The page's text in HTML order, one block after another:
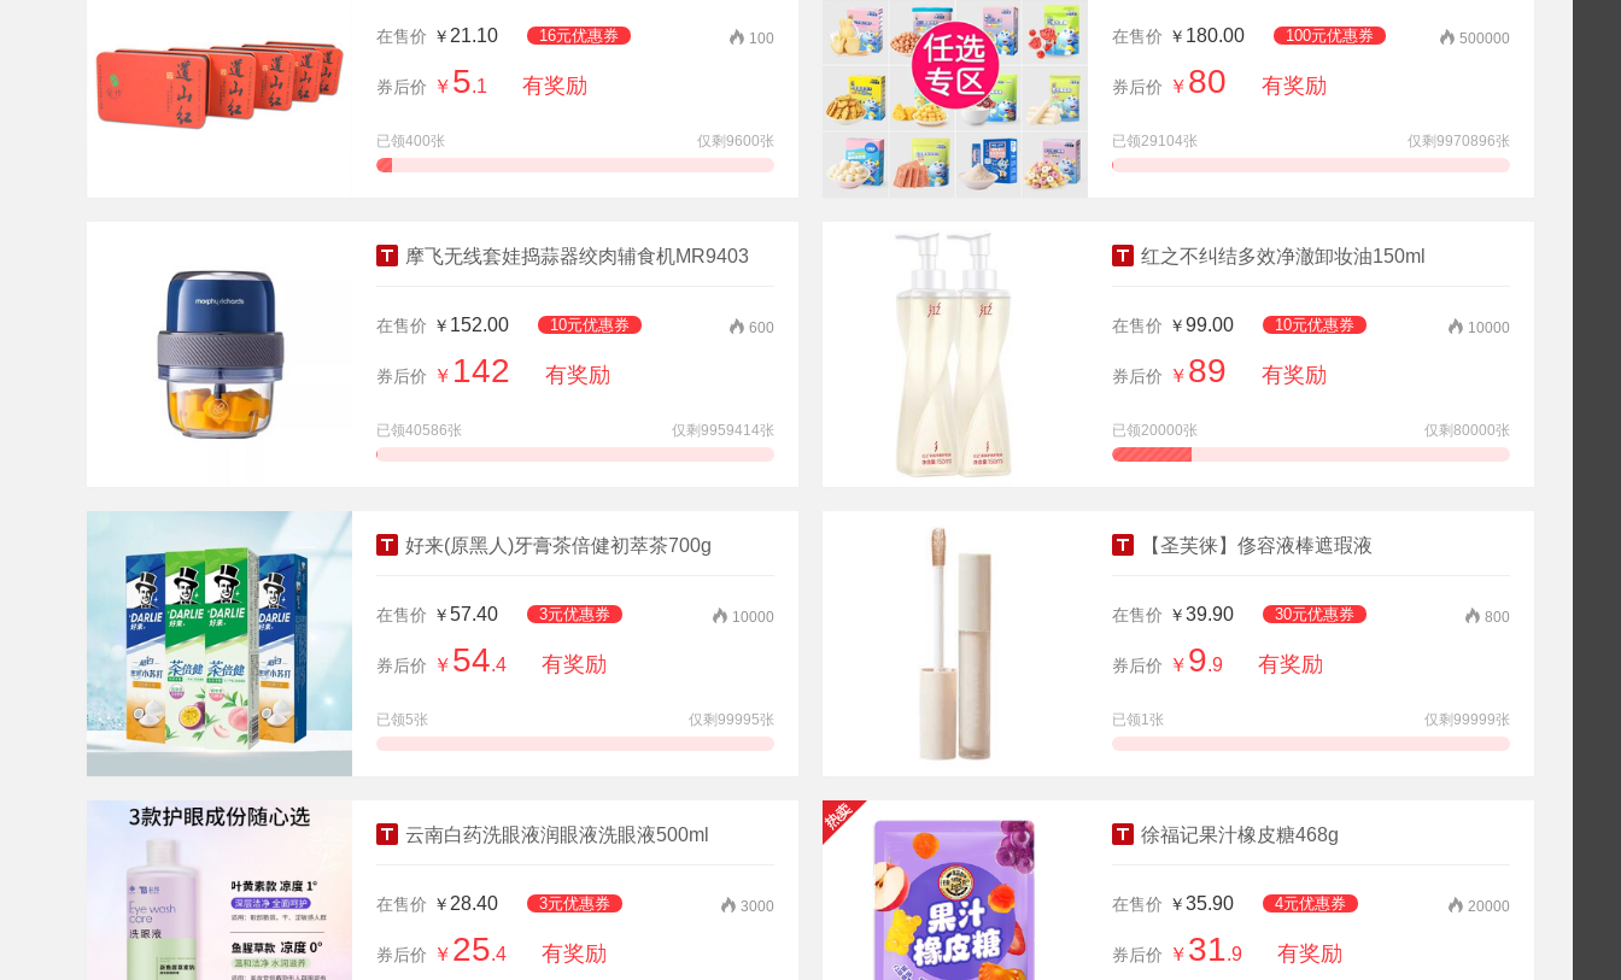
在售价 ￥ 21.10 16元优惠券 100
券后价 ￥ 5.1 有奖励
已领400张 仅剩9600张
在售价 ￥ 180.00 100元优惠券 500000
券后价 ￥ 80 有奖励
已领29104张 仅剩9970896张
摩飞无线套娃捣蒜器绞肉辅食机MR9403
在售价 ￥ 152.00 10元优惠券 600
券后价 ￥ 142 有奖励
已领40586张 仅剩9959414张
红之不纠结多效净澈卸妆油150ml
在售价 ￥99.00 10元优惠券 10000
券后价 ￥ 89 有奖励
已领20000张 仅剩80000张
好来(原黑人)牙膏茶倍健初萃茶700g
在售价 ￥57.40 3元优惠券 10000
券后价 ￥ 54.4 有奖励
已领5张 仅剩99995张
【圣芙徕】俢容液棒遮瑕液
在售价 ￥39.90 30元优惠券 800
券后价 ￥ 9.9 有奖励
已领1张 仅剩99999张
云南白药洗眼液润眼液洗眼液500ml
在售价 ￥ 28.40 3元优惠券 3000
券后价 ￥ 25.4 有奖励
徐福记果汁橡皮糖468g
在售价 ￥35.90 4元优惠券 20000
券后价 ￥ 31.9 有奖励